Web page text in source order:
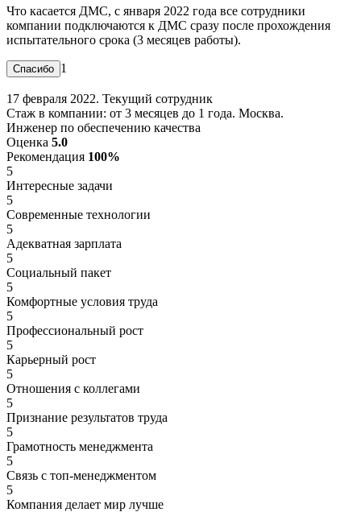
Что касается ДМС, с января 2022 года все сотрудники
компании подключаются к ДМС сразу после прохождения
испытательного срока (3 месяцев работы).
1
17 февраля 2022. Текущий сотрудник
Стаж в компании: от 3 месяцев до 1 года. Москва.
Инженер по обеспечению качества
Оценка 5.0
Рекомендация 100%
5
Интересные задачи
5
Современные технологии
5
Адекватная зарплата
5
Социальный пакет
5
Комфортные условия труда
5
Профессиональный рост
5
Карьерный рост
5
Отношения с коллегами
5
Признание результатов труда
5
Грамотность менеджмента
5
Связь с топ-менеджментом
5
Компания делает мир лучше